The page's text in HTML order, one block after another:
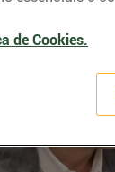
de Cookies.